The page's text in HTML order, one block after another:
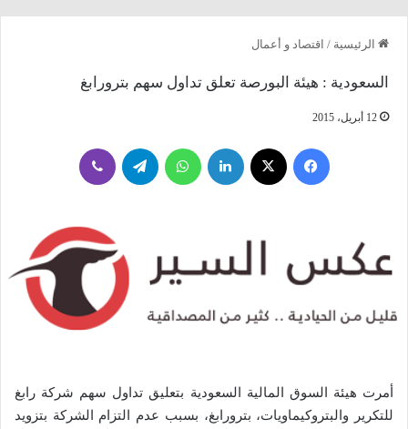
الرئيسية / اقتصاد و أعمال
السعودية : هيئة البورصة تعلق تداول سهم بترورابغ
12 أبريل، 2015
فيسبوك لينكدإن واتساب تيلقرام
أمرت هيئة السوق المالية السعودية بتعليق تداول سهم شركة رابغ
للتكرير والبتروكيماويات، بترورابغ، بسبب عدم التزام الشركة بتزويد